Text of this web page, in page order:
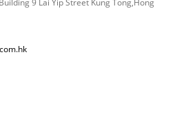
9 Lai Yip Street Kung Tong,Hong